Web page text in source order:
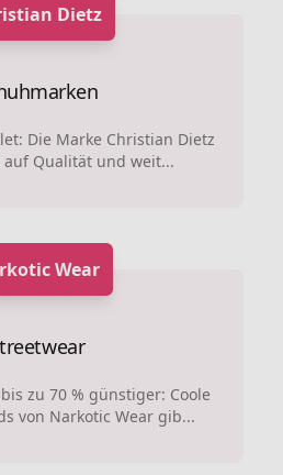
Dietz
Die Marke Christian Dietz
auf Qualität und weit...
Wear
zu 70 % günstiger: Coole
von Narkotic Wear gib...